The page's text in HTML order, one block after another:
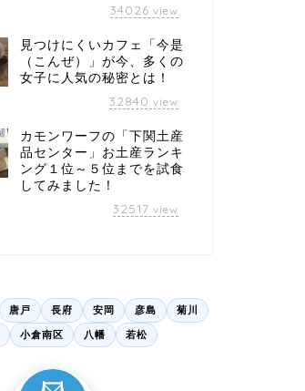
34026 view
見つけにくいカフェ「今是
（こんぜ）」が今、多くの
女子に人気の秘密とは！
32840 view
カモンワーフの「下関土産
品センター」お土産ランキ
ング１位～５位までを試食
してみました！
32517 view
唐戸 長府 安岡 彦島 菊川
小倉南区 八幡 若松